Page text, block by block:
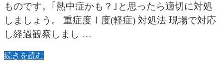
ものです。｢熱中症かも？｣と思ったら適切に対処
しましょう。 重症度Ⅰ度(軽症) 対処法 現場で対応
し経過観察しまし …
続きを読む